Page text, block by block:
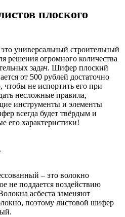
плоского
универсальный строительный
решения огромного количества
задач. Шифер плоский
от 500 рублей достаточно
чтобы не испортить его при
несложные правила,
инструменты и элементы
всегда будет твёрдым и
его характеристики!
– это волокно
не поддается воздействию
асбеста заменяют
поэтому листовой шифер